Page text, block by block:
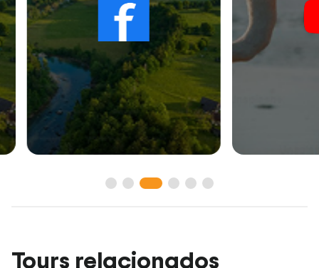
Tours relacionados